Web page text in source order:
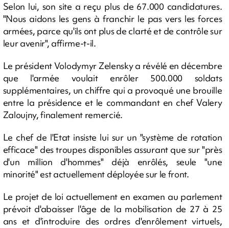
Selon lui, son site a reçu plus de 67.000 candidatures.
"Nous aidons les gens à franchir le pas vers les forces
armées, parce qu'ils ont plus de clarté et de contrôle sur
leur avenir", affirme-t-il.
Le président Volodymyr Zelensky a révélé en décembre
que l'armée voulait enrôler 500.000 soldats
supplémentaires, un chiffre qui a provoqué une brouille
entre la présidence et le commandant en chef Valery
Zaloujny, finalement remercié.
Le chef de l'Etat insiste lui sur un "système de rotation
efficace" des troupes disponibles assurant que sur "près
d'un million d'hommes" déjà enrôlés, seule "une
minorité" est actuellement déployée sur le front.
Le projet de loi actuellement en examen au parlement
prévoit d'abaisser l'âge de la mobilisation de 27 à 25
ans et d'introduire des ordres d'enrôlement virtuels,